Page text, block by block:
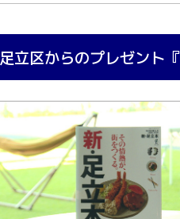
足立区からのプレゼント